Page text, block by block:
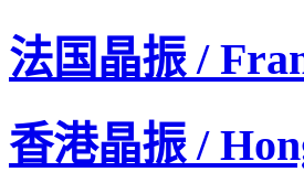
法国晶振 /
香港晶振 /